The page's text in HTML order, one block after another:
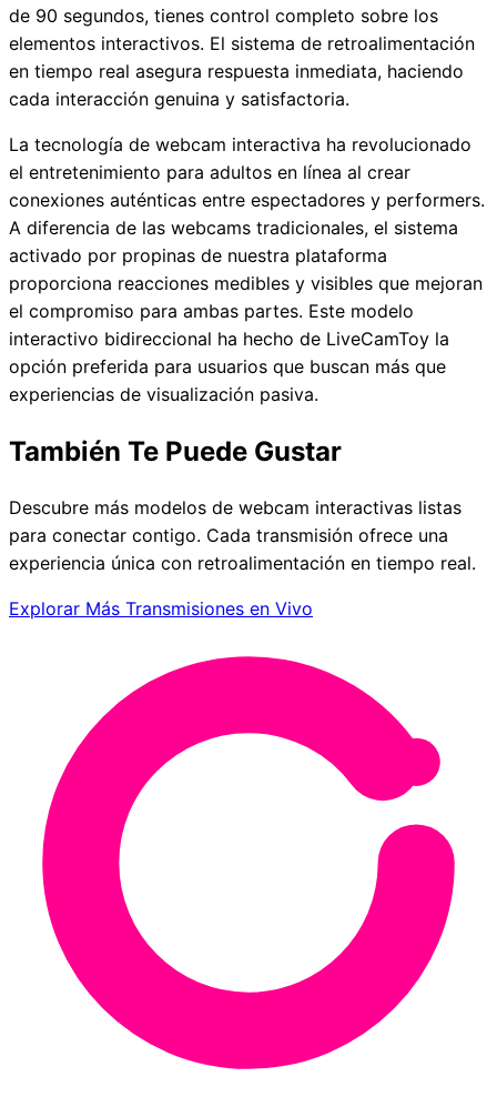
de 90 segundos, tienes control completo sobre los
elementos interactivos. El sistema de retroalimentación
en tiempo real asegura respuesta inmediata, haciendo
cada interacción genuina y satisfactoria.
La tecnología de webcam interactiva ha revolucionado
el entretenimiento para adultos en línea al crear
conexiones auténticas entre espectadores y performers.
A diferencia de las webcams tradicionales, el sistema
activado por propinas de nuestra plataforma
proporciona reacciones medibles y visibles que mejoran
el compromiso para ambas partes. Este modelo
interactivo bidireccional ha hecho de LiveCamToy la
opción preferida para usuarios que buscan más que
experiencias de visualización pasiva.
También Te Puede Gustar
Descubre más modelos de webcam interactivas listas
para conectar contigo. Cada transmisión ofrece una
experiencia única con retroalimentación en tiempo real.
Explorar Más Transmisiones en Vivo